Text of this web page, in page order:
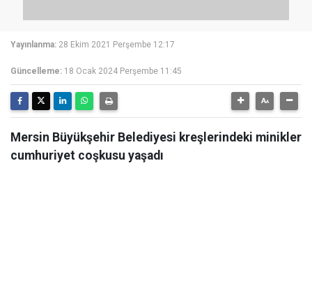
Yayınlanma: 28 Ekim 2021 Perşembe 12:17
Güncelleme: 18 Ocak 2024 Perşembe 11:45
Mersin Büyükşehir Belediyesi kreşlerindeki minikler
cumhuriyet coşkusu yaşadı